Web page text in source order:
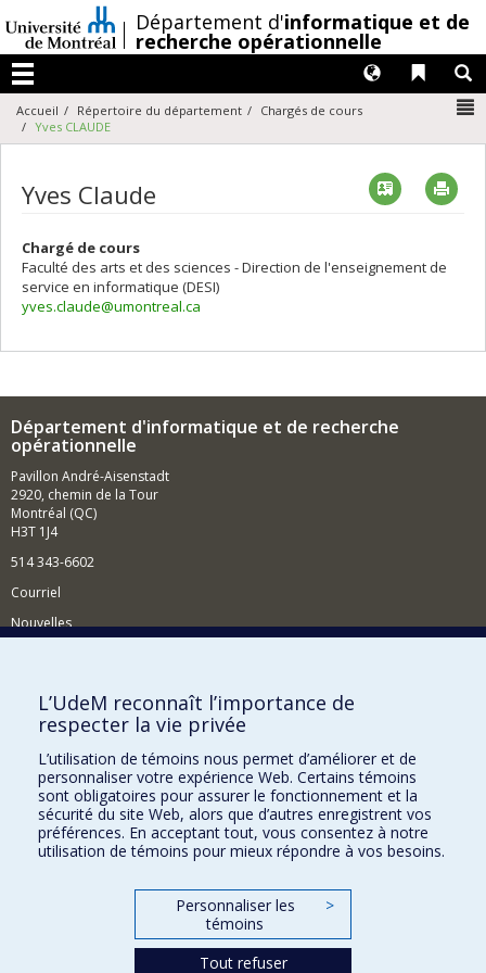
au
contenu
/Département d'informatique et de
recherche opérationnelle
Menu
Liens
Langues
Accueil Répertoire du département
Chargés de cours
Yves CLAUDE
Yves Claude Vcard
Chargé de cours
Faculté des arts et des sciences - Direction de l'enseignement de
service en informatique (DESI)
yves.claude@umontreal.ca
Département d'informatique et de recherche
opérationnelle
Pavillon André-Aisenstadt
2920, chemin de la Tour
Montréal (QC)
H3T 1J4
514 343-6602
Courriel
Nouvelles
Comment soutenir le Département?
BESOIN D'AIDE?
Plan du site
Signaler une erreur
Accessibilité
FACULTÉ DES ARTS ET DES SCIENCES
Nos départements et écoles
L’UdeM reconnaît l’importance de
respecter la vie privée
L’utilisation de témoins nous permet d’améliorer et de
personnaliser votre expérience Web. Certains témoins
sont obligatoires pour assurer le fonctionnement et la
sécurité du site Web, alors que d’autres enregistrent vos
préférences. En acceptant tout, vous consentez à notre
utilisation de témoins pour mieux répondre à vos besoins.
Personnaliser les
témoins
>
Tout refuser